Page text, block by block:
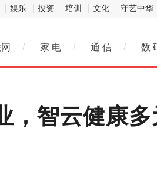
娱乐 投资 培训 文化 守艺中华
/ 家 电 / 通 信 / 数
，智云健康